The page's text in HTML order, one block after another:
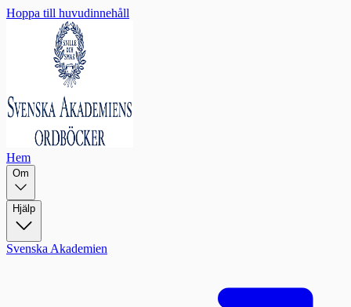
Hoppa till huvudinnehåll
Hem
Om
Hjälp
Svenska Akademien